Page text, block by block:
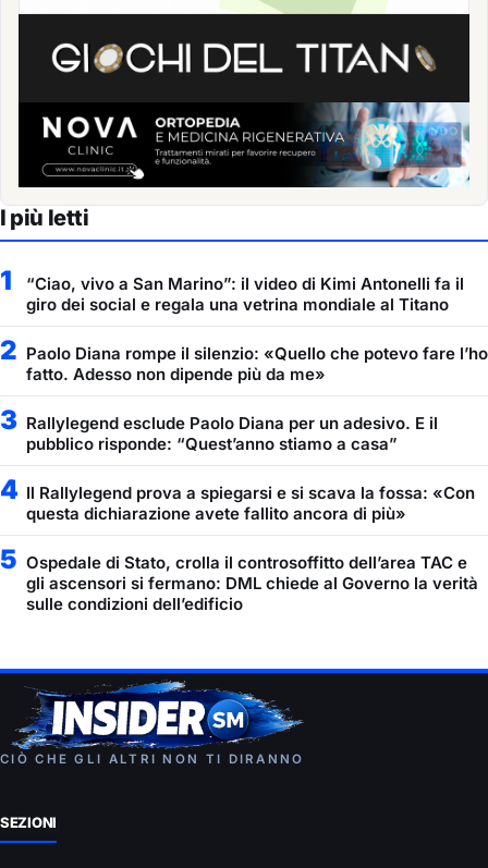
I più letti
1
“Ciao, vivo a San Marino”: il video di Kimi Antonelli fa il
giro dei social e regala una vetrina mondiale al Titano
2 Paolo Diana rompe il silenzio: «Quello che potevo fare l’ho
fatto. Adesso non dipende più da me»
3 Rallylegend esclude Paolo Diana per un adesivo. E il
pubblico risponde: “Quest’anno stiamo a casa”
4 Il Rallylegend prova a spiegarsi e si scava la fossa: «Con
questa dichiarazione avete fallito ancora di più»
5 Ospedale di Stato, crolla il controsoffitto dell’area TAC e
gli ascensori si fermano: DML chiede al Governo la verità
sulle condizioni dell’edificio
CIÒ CHE GLI ALTRI NON TI DIRANNO
SEZIONI